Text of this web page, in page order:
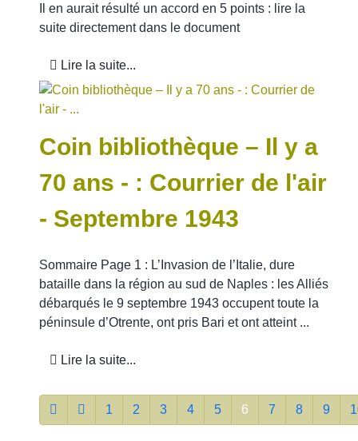
Il en aurait résulté un accord en 5 points : lire la
suite directement dans le document
Lire la suite...
Coin bibliothèque – Il y a
70 ans - : Courrier de l'air
- Septembre 1943
Sommaire Page 1 : L’Invasion de l’Italie, dure
bataille dans la région au sud de Naples : les Alliés
débarqués le 9 septembre 1943 occupent toute la
péninsule d’Otrente, ont pris Bari et ont atteint ...
Lire la suite...
1 2 3 4 5 6 7 8 9